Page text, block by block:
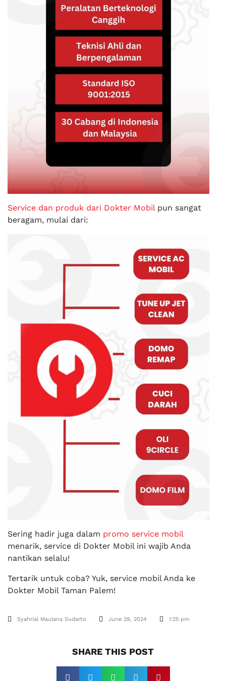
Service dan produk dari Dokter Mobil pun sangat
beragam, mulai dari:
Sering hadir juga dalam promo service mobil
menarik, service di Dokter Mobil ini wajib Anda
nantikan selalu!
Tertarik untuk coba? Yuk, service mobil Anda ke
Dokter Mobil Taman Palem!
Syahrial Maulana Sudarto June 29, 2024 1:25 pm
SHARE THIS POST​